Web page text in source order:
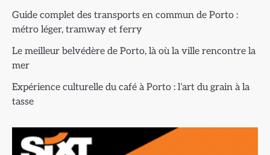
Guide complet des transports en commun de Porto :
métro léger, tramway et ferry
Le meilleur belvédère de Porto, là où la ville rencontre la
mer
Expérience culturelle du café à Porto : l’art du grain à la
tasse